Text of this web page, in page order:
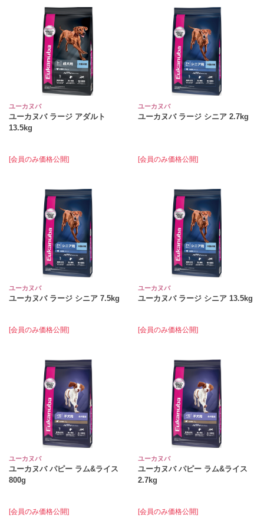
ユーカヌバ
ユーカヌバ ラージ アダルト
13.5kg
[会員のみ価格公開]
ユーカヌバ
ユーカヌバ ラージ シニア 2.7kg
[会員のみ価格公開]
ユーカヌバ
ユーカヌバ ラージ シニア 7.5kg
[会員のみ価格公開]
ユーカヌバ
ユーカヌバ ラージ シニア 13.5kg
[会員のみ価格公開]
ユーカヌバ
ユーカヌバ パピー ラム&ライス
800g
[会員のみ価格公開]
ユーカヌバ
ユーカヌバ パピー ラム&ライス
2.7kg
[会員のみ価格公開]